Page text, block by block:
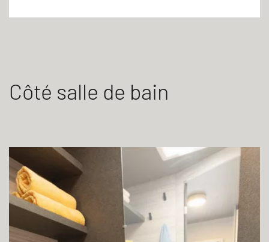
Côté salle de bain